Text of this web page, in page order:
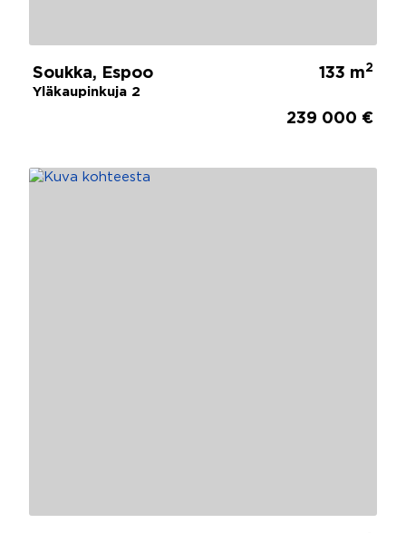
Soukka, Espoo
Yläkaupinkuja 2
133 m2
239 000 €